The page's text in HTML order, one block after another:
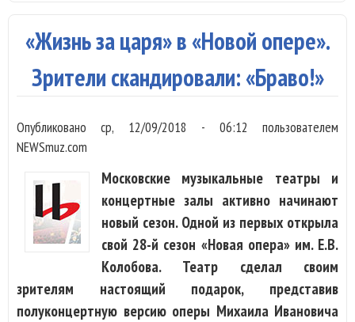
«Жизнь за царя» в «Новой опере».
Зрители скандировали: «Браво!»
Опубликованоср, 12/09/2018 - 06:12 пользователем
NEWSmuz.com
Московские музыкальные театры и
концертные залы активно начинают
новый сезон. Одной из первых открыла
свой 28-й сезон «Новая опера» им. Е.В.
Колобова. Театр сделал своим
зрителям настоящий подарок, представив
полуконцертную версию оперы Михаила Ивановича